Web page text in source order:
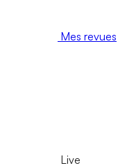
Mes revues
Live